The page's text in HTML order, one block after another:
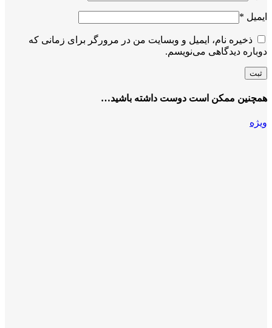
ایمیل *
ذخیره نام، ایمیل و وبسایت من در مرورگر برای زمانی که
دوباره دیدگاهی می‌نویسم.
همچنین ممکن است دوست داشته باشید…
ویژه